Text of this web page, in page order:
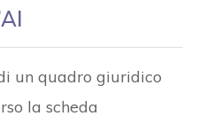
un quadro giuridico
la scheda